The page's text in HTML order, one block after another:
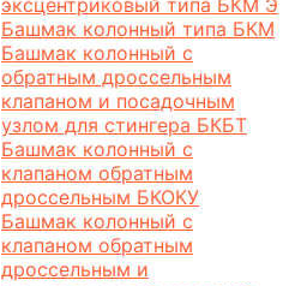
эксцентриковый типа БКМ Э
Башмак колонный типа БКМ
Башмак колонный с
обратным дроссельным
клапаном и посадочным
узлом для стингера БКБТ
Башмак колонный с
клапаном обратным
дроссельным БКОКУ
Башмак колонный с
клапаном обратным
дроссельным и